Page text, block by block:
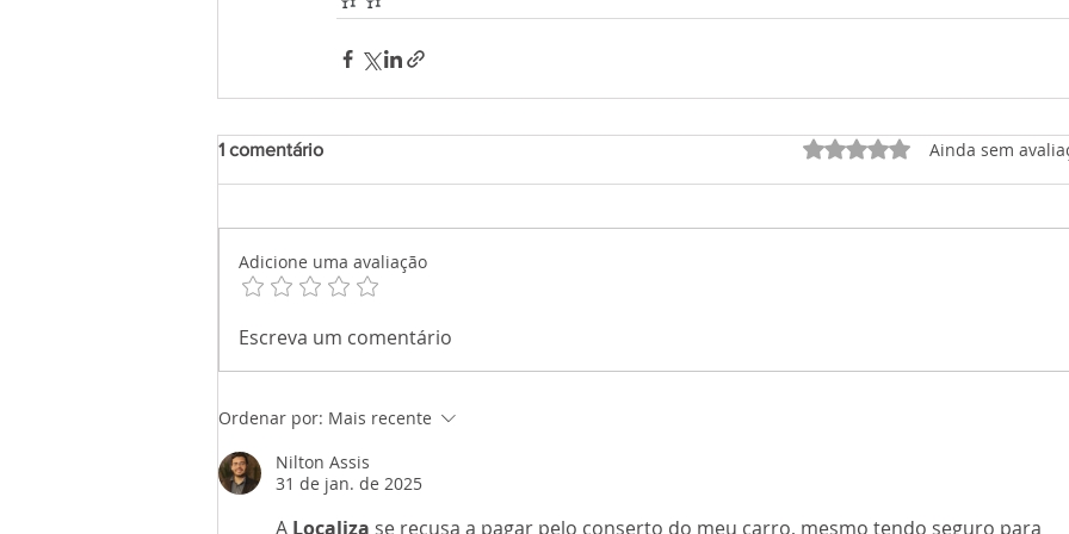
1 comentário Avaliado com 0 de 5
Ainda sem
Adicione uma avaliação
Escreva um comentário
Ordenar por: Mais recente
Nilton Assis
31 de jan. de 2025
A Localiza se recusa a pagar pelo conserto do meu carro, mesmo tendo seguro para